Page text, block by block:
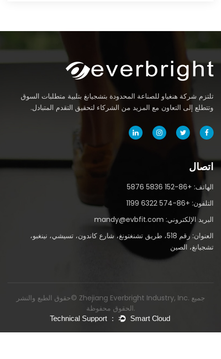
تلتزم شركة هنغياو للصناعة المحدودة بتشجيانغ بتلبية متطلبات السوق
وتتطلع إلى التعاون مع المزيد من الشركاء لتحقيق التقدم المتبادل.
اتصال
الهاتف: +86-152 5836 5876
التلفون: +86-574 6322 1199
البريد الإلكتروني: mandy@evbfit.com
العنوان: رقم 518، طريق تشنغتونغ، شارع كاندون، تسيشي، نينغبو،
تشجيانغ، الصين
حقوق الطبع والنشر© Zhejiang Everbright Industry, Inc. جميع
الحقوق محفوظة.